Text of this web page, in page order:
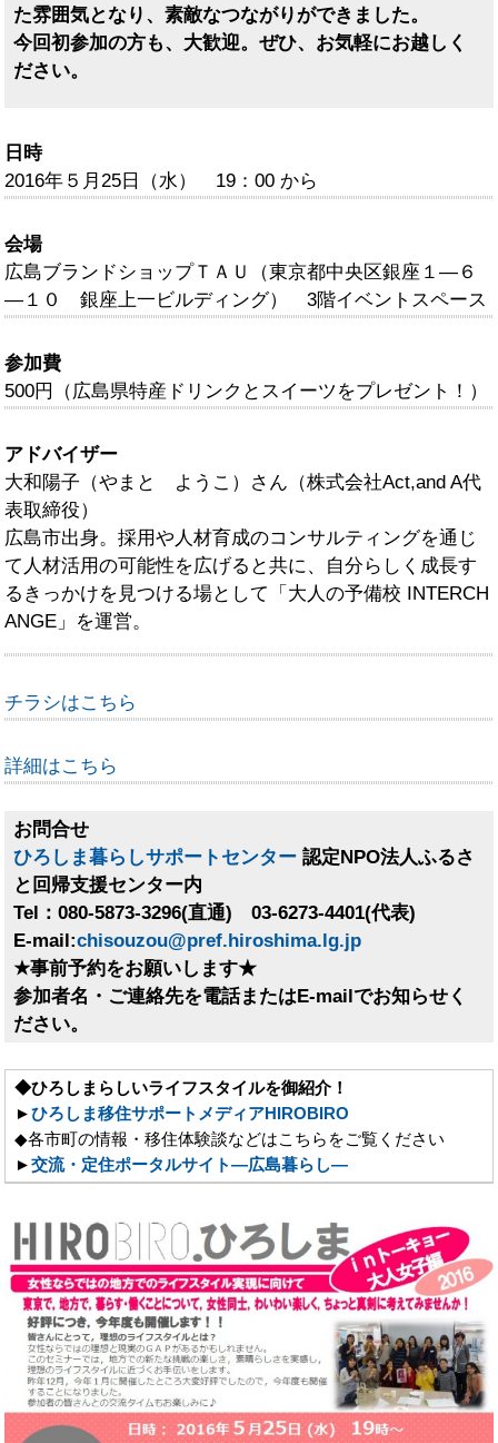
た雰囲気となり、素敵なつながりができました。
今回初参加の方も、大歓迎。ぜひ、お気軽にお越しく
ださい。
日時
2016年５月25日（水） 19：00 から
会場
広島ブランドショップＴＡＵ（東京都中央区銀座１―６
―１０ 銀座上一ビルディング） 3階イベントスペース
参加費
500円（広島県特産ドリンクとスイーツをプレゼント！）
アドバイザー
大和陽子（やまと ようこ）さん（株式会社Act,and A代
表取締役）
広島市出身。採用や人材育成のコンサルティングを通じ
て人材活用の可能性を広げると共に、自分らしく成長す
るきっかけを見つける場として「大人の予備校 INTERCH
ANGE」を運営。
チラシはこちら
詳細はこちら
お問合せ
ひろしま暮らしサポートセンター 認定NPO法人ふるさ
と回帰支援センター内
Tel：080-5873-3296(直通) 03-6273-4401(代表)
E-mail:chisouzou@pref.hiroshima.lg.jp
★事前予約をお願いします★
参加者名・ご連絡先を電話またはE-mailでお知らせく
ださい。
◆ひろしまらしいライフスタイルを御紹介！
►ひろしま移住サポートメディアHIROBIRO
◆各市町の情報・移住体験談などはこちらをご覧ください
►交流・定住ポータルサイト―広島暮らし―